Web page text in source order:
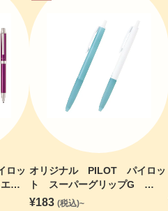
ロッ
ボ
オリジナル PILOT パイロッ
ト スーパーグリップG
0.7mm(海洋プラスチック)【印
¥183 (税込)~